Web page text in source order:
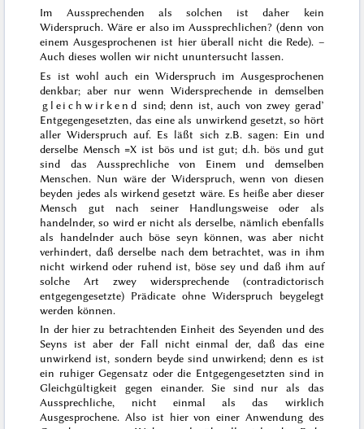
Im Aussprechenden als solchen ist daher kein
Widerspruch. Wäre er also im Aussprechlichen? (denn von
einem Ausgesprochenen ist hier überall nicht die Rede). –
Auch dieses wollen wir nicht ununtersucht lassen.
Es ist wohl auch ein Widerspruch im Ausgesprochenen
denkbar; aber nur wenn Widersprechende in demselben
gleichwirkend sind; denn ist, auch von zwey gerad’
Entgegengesetzten, das eine als unwirkend gesetzt, so hört
aller Widerspruch auf. Es läßt sich z.B. sagen: Ein und
derselbe Mensch =X ist bös und ist gut; d.h. bös und gut
sind das Aussprechliche von Einem und demselben
Menschen. Nun wäre der Widerspruch, wenn von diesen
beyden jedes als wirkend gesetzt wäre. Es heiße aber dieser
Mensch gut nach seiner Handlungsweise oder als
handelnder, so wird er nicht als derselbe, nämlich ebenfalls
als handelnder auch böse seyn können, was aber nicht
verhindert, daßderselbe nach dem betrachtet, was in ihm
nicht wirkend oder ruhend ist, böse sey und daß ihm auf
solche Art zwey widersprechende (contradictorisch
entgegengesetzte) Prädicate ohne Widerspruch beygelegt
werden können.
In der hier zu betrachtenden Einheit des Seyenden und des
Seyns ist aber der Fall nicht einmal der, daß das eine
unwirkend ist, sondern beyde sind unwirkend; denn es ist
ein ruhiger Gegensatz oder die Entgegengesetzten sind in
Gleichgültigkeit gegen einander. Sie sind nur als das
Aussprechliche, nicht einmal als das wirklich
Ausgesprochene. Also ist hier von einer Anwendung des